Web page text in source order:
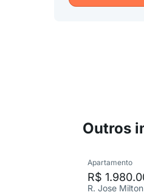
Outros
Apartamento
R$
R. Jose